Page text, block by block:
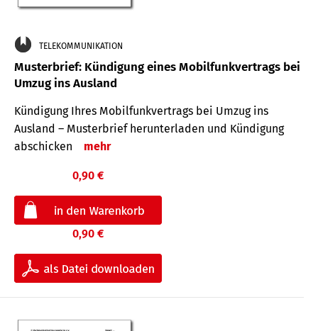
TELEKOMMUNIKATION
Musterbrief: Kündigung eines Mobilfunkvertrags bei
Umzug ins Ausland
Kündigung Ihres Mobilfunkvertrags bei Umzug ins
Ausland – Musterbrief herunterladen und Kündigung
abschicken
mehr
0,90 €
0,90 €